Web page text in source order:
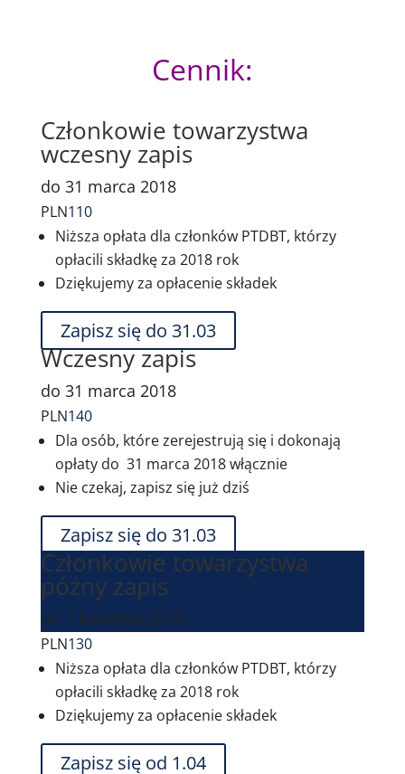
Cennik:
Członkowie towarzystwa
wczesny zapis
do 31 marca 2018
PLN110
Niższa opłata dla członków PTDBT, którzy
opłacili składkę za 2018 rok
Dziękujemy za opłacenie składek
Zapisz się do 31.03
Wczesny zapis
do 31 marca 2018
PLN140
Dla osób, które zerejestrują się i dokonają
opłaty do 31 marca 2018 włącznie
Nie czekaj, zapisz się już dziś
Zapisz się do 31.03
Członkowie towarzystwa
późny zapis
od 1 kwietnia 2018
PLN130
Niższa opłata dla członków PTDBT, którzy
opłacili składkę za 2018 rok
Dziękujemy za opłacenie składek
Zapisz się od 1.04